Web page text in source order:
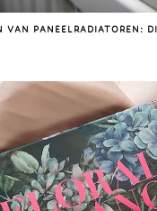
VAN PANEELRADIATOREN: